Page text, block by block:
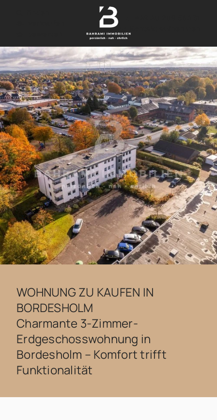
WOHNUNG ZU KAUFEN IN
BORDESHOLM
Charmante 3-Zimmer-
Erdgeschosswohnung in
Bordesholm – Komfort trifft
Funktionalität